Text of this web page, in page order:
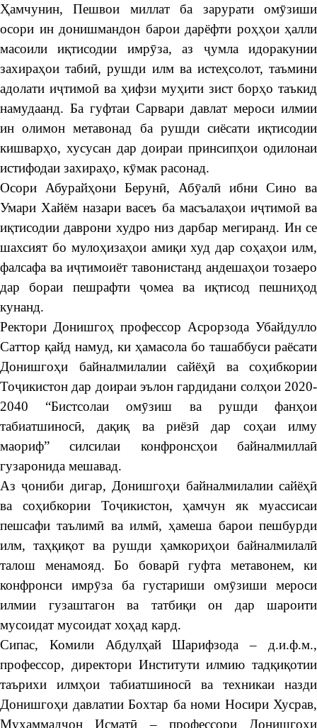
Ҳамчунин, Пешвои миллат ба зарурати омӯзиши
осори ин донишмандон барои дарёфти роҳҳои ҳалли
масоили иқтисодии имрӯза, аз ҷумла идоракунии
захираҳои табиӣ, рушди илм ва истеҳсолот, таъмини
адолати иҷтимоӣ ва ҳифзи муҳити зист борҳо таъкид
намудаанд. Ба гуфтаи Сарвари давлат мероси илмии
ин олимон метавонад ба рушди сиёсати иқтисодии
кишварҳо, хусусан дар доираи принсипҳои одилонаи
истифодаи захираҳо, кӯмак расонад.
Осори Абурайҳони Берунӣ, Абӯалӣ ибни Сино ва
Умари Хайём назари васеъ ба масъалаҳои иҷтимоӣ ва
иқтисодии даврони худро низ дарбар мегиранд. Ин се
шахсият бо мулоҳизаҳои амиқи худ дар соҳаҳои илм,
фалсафа ва иҷтимоиёт тавонистанд андешаҳои тозаеро
дар бораи пешрафти ҷомеа ва иқтисод пешниҳод
кунанд.
Ректори Донишгоҳ профессор Асрорзода Убайдулло
Саттор қайд намуд, ки ҳамасола бо ташаббуси раёсати
Донишгоҳи байналмилалии сайёҳӣ ва соҳибкории
Тоҷикистон дар доираи эълон гардидани солҳои 2020-
2040 “Бистсолаи омӯзиш ва рушди фанҳои
табиатшиносӣ, дақиқ ва риёзӣ дар соҳаи илму
маориф” силсилаи конфронсҳои байналмиллаӣ
гузаронида мешавад.
Аз ҷониби дигар, Донишгоҳи байналмилалии сайёҳӣ
ва соҳибкории Тоҷикистон, ҳамчун як муассисаи
пешсафи таълимӣ ва илмӣ, ҳамеша барои пешбурди
илм, таҳқиқот ва рушди ҳамкориҳои байналмилалӣ
талош менамояд. Бо боварӣ гуфта метавонем, ки
конфронси имрӯза ба густариши омӯзиши мероси
илмии гузаштагон ва татбиқи он дар шароити
мусоидат мусоидат хоҳад кард.
Сипас, Комили Абдулҳай Шарифзода – д.и.ф.м.,
профессор, директори Институти илмию тадқиқотии
таърихи илмҳои табиатшиносӣ ва техникаи назди
Донишгоҳи давлатии Бохтар ба номи Носири Хусрав,
Муҳаммадҷон Исматӣ – профессори Донишгоҳи